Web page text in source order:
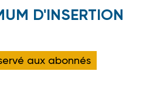
D'INSERTION
aux abonnés